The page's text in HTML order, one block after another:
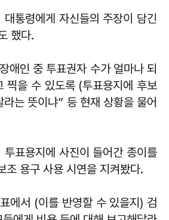
통령에게 자신들의 주장이 담긴
했다.
애인 중 투표권자 수가 얼마나 되
찍을 수 있도록 (투표용지에 후보
는 뜻이냐” 등 현재 상황을 물어
투표용지에 사진이 들어간 종이를
조 용구 사용 시연을 지켜봤다.
에서 (이를 반영할 수 있을지) 검